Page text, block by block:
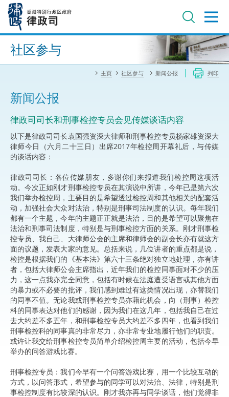
内
进阶搜寻
社区参与
主页 社区参与 新闻公报 列印
新闻公报
​律政司司长和刑事检控专员会见传媒谈话内容
以下是律政司司长袁国强资深大律师和刑事检控专员杨家雄资深大
律师今日（六月二十三日）出席2017年检控周开幕礼后，与传媒
的谈话内容：
律政司司长：各位传媒朋友，多谢你们来报道我们检控周这项活
动。今次正如刚才刑事检控专员在其演说中所讲，今年已是第六次
我们举办检控周，主要目的是希望透过检控周和其他相关的配套活
动，加强社会大众对法治，特别是刑事司法制度的认识。每年我们
都有一个主题，今年的主题正正就是法治，目的是希望可以聚焦在
法治和刑事司法制度，特别是与刑事检控方面的关系。刚才刑事检
控专员、我自己、大律师公会的主席和律师会的副会长亦有就这方
面的议题，发表大家的意见。总括来说，几位讲者的重点都是说，
检控是根据我们的《基本法》第六十三条绝对独立地处理，亦有讲
者，包括大律师公会主席指出，近年我们的检控同事面对不少的压
力，这一点我亦完全同意，包括有时候在法庭遭受语言或其他方面
的暴力或不必要的批评，我们感到难过有这类情况出现，亦替我们
的同事不值。无论我或刑事检控专员亦藉此机会，向（刑事）检控
科的同事表达对他们的感谢，因为我们在这几年，包括我自己在过
去大约差不多五年，和刑事检控专员大约差不多四年，也看到我们
刑事检控科的同事真的非常尽力，亦非常专业地履行他们的职责。
或许让我交给刑事检控专员简单介绍检控周主要的活动，包括今早
举办的问答游戏比赛。
刑事检控专员：我们今早有一个问答游戏比赛，用一个比较互动的
方式，以问答形式，希望参与的同学可以对法治、法律，特别是刑
事检控制度有比较深的认识。刚才我亦再与同学谈话，他们觉得非